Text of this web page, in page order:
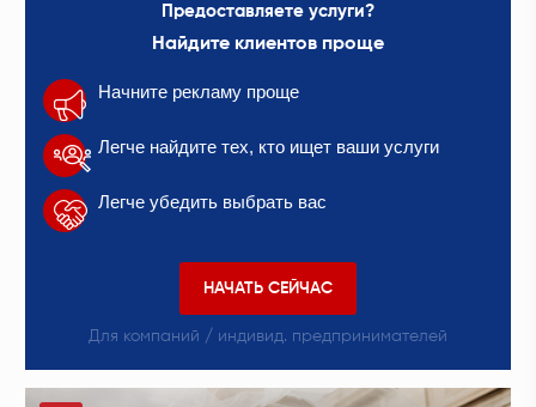
Предоставляете услуги?
Найдите клиентов проще
Начните рекламу проще
Легче найдите тех, кто ищет ваши услуги
Легче убедить выбрать вас
НАЧАТЬ СЕЙЧАС
Для компаний / индивид. предпринимателей